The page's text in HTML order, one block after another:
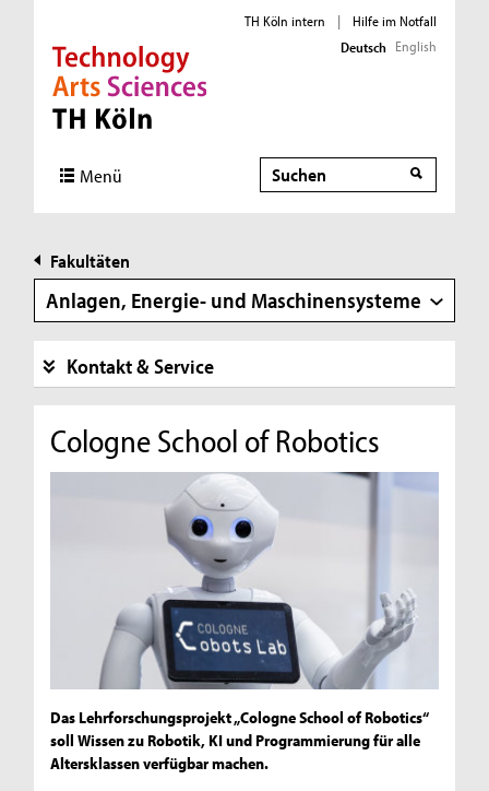
Direkt zur Hauptnavigation
Direkt zur Subnavigation
Direkt zum Inhalt
Direkt zum Fußbereich
TH Köln intern |
Hilfe im Notfall
Deutsch English
Menü Suche
Suche
Fakultäten
Anlagen, Energie- und Maschinensysteme
Kontakt & Service
Cologne School of Robotics
Das Lehrforschungsprojekt „Cologne School of Robotics“
soll Wissen zu Robotik, KI und Programmierung für alle
Altersklassen verfügbar machen.